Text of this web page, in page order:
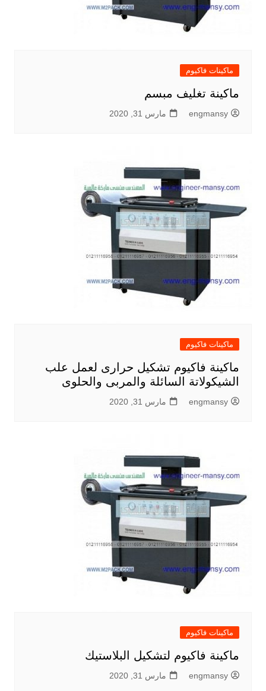
ماكينات فاكيوم
ماكينة تغليف مبسم
engmansy مارس 31, 2020
ماكينات فاكيوم
ماكينة فاكيوم تشكيل حرارى لعمل علب
الشيكولاتة السائلة والمربى والحلوى
engmansy مارس 31, 2020
ماكينات فاكيوم
ماكينة فاكيوم لتشكيل البلاستيك
engmansy مارس 31, 2020